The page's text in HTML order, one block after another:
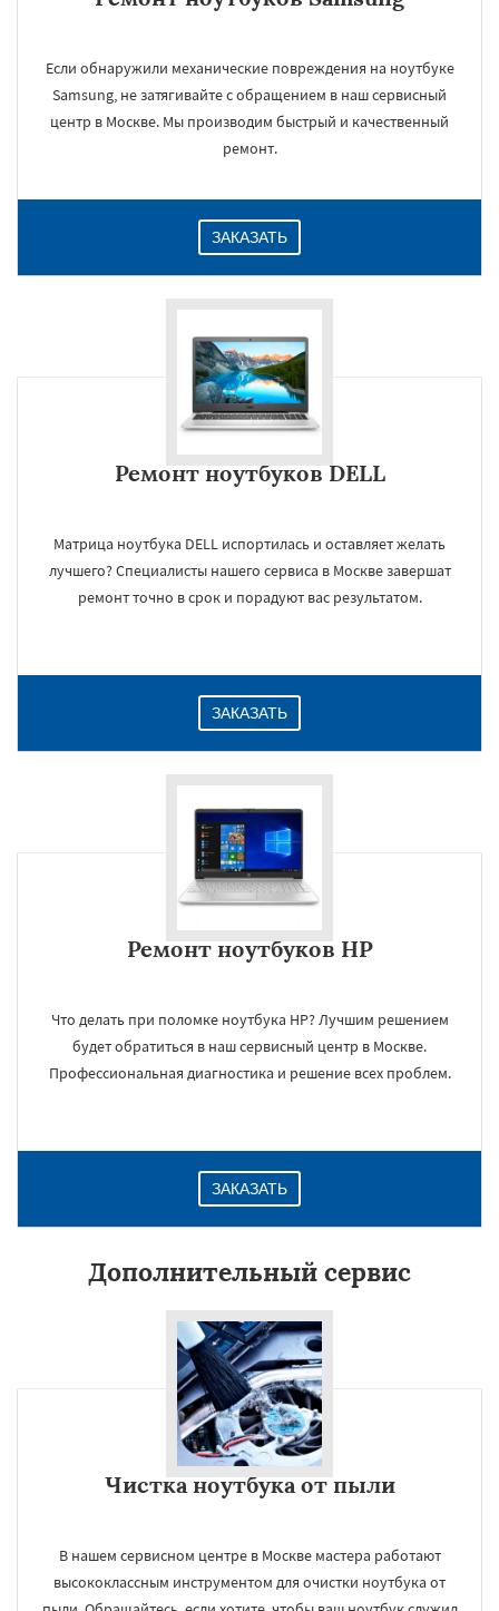
Если обнаружили механические повреждения на ноутбуке
Samsung, не затягивайте с обращением в наш сервисный
центр в Москве. Мы производим быстрый и качественный
ремонт.
ЗАКАЗАТЬ
Ремонт ноутбуков DELL
Матрица ноутбука DELL испортилась и оставляет желать
лучшего? Специалисты нашего сервиса в Москве завершат
ремонт точно в срок и порадуют вас результатом.
ЗАКАЗАТЬ
Ремонт ноутбуков HP
Что делать при поломке ноутбука HP? Лучшим решением
будет обратиться в наш сервисный центр в Москве.
Профессиональная диагностика и решение всех проблем.
ЗАКАЗАТЬ
Дополнительный сервис
Чистка ноутбука от пыли
В нашем сервисном центре в Москве мастера работают
высококлассным инструментом для очистки ноутбука от
×